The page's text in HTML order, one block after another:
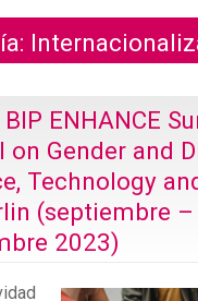
ENHANCE
on Gender and
Technology
(septiembre –
2023)